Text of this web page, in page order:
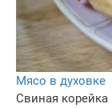
Мясо в духовке
Свиная корейка